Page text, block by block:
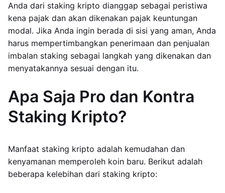
Anda dari staking kripto dianggap sebagai peristiwa
kena pajak dan akan dikenakan pajak keuntungan
modal. Jika Anda ingin berada di sisi yang aman, Anda
harus mempertimbangkan penerimaan dan penjualan
imbalan staking sebagai langkah yang dikenakan dan
menyatakannya sesuai dengan itu.
Apa Saja Pro dan Kontra
Staking Kripto?
Manfaat staking kripto adalah kemudahan dan
kenyamanan memperoleh koin baru. Berikut adalah
beberapa kelebihan dari staking kripto: